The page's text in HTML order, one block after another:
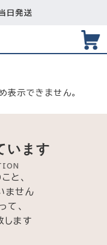
日発送
表示できません。
います
と、
ません
て、
します